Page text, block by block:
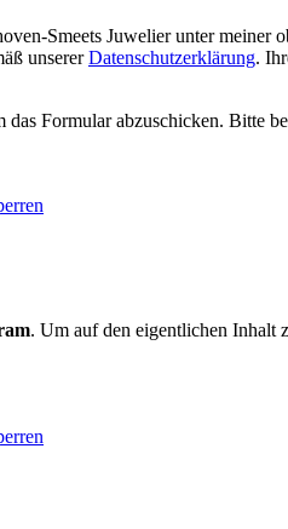
Smeets Juwelier unter
unsererDatenschutzerklärung.
das Formular abzuschicken. Bitte
. Um auf den eigentlichen Inhalt